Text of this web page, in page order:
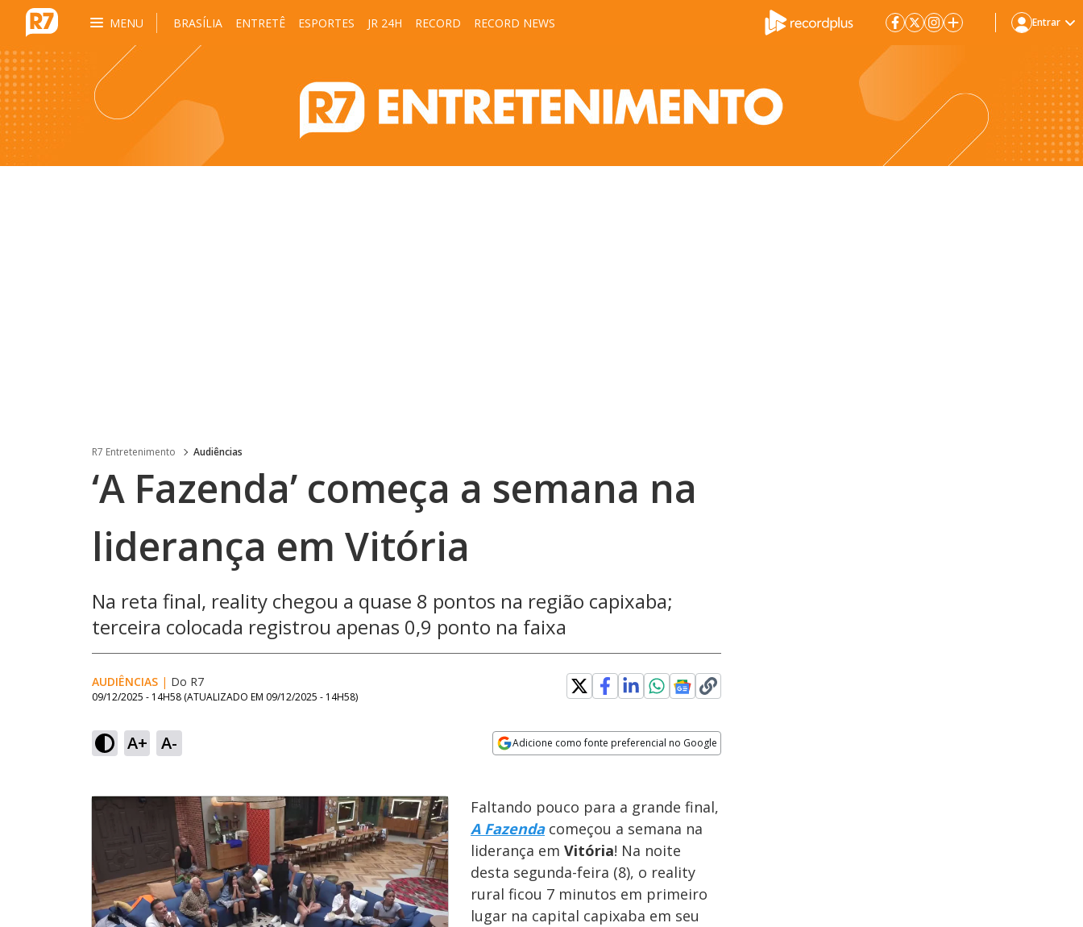
MENU BRASÍLIA ENTRETÊ ESPORTES JR 24H RECORD RECORD NEWS Entrar
R7 Entretenimento Audiências
‘A Fazenda’ começa a semana na
liderança em Vitória
Na reta final, reality chegou a quase 8 pontos na região capixaba;
terceira colocada registrou apenas 0,9 ponto na faixa
AUDIÊNCIAS | Do R7
09/12/2025 - 14H58 (ATUALIZADO EM 09/12/2025 - 14H58)
A+ A- Adicione como fonte preferencial no Google
Faltando pouco para a grande final,
A Fazendacomeçou a semana na
liderança em Vitória! Na noite
desta segunda-feira (8), o reality
rural ficou 7 minutos em primeiro
lugar na capital capixaba em seu